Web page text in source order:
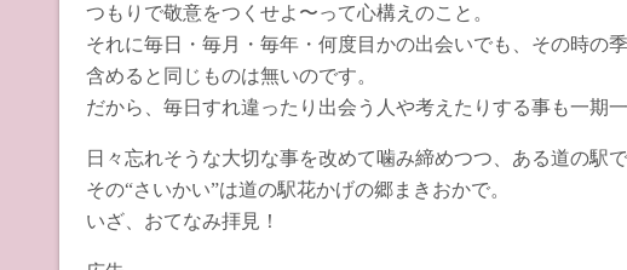
つもりで敬意をつくせよ〜って心構えのこと。
それに毎日・毎月・毎年・何度目かの出会いでも、その時の
含めると同じものは無いのです。
だから、毎日すれ違ったり出会う人や考えたりする事も一期
日々忘れそうな大切な事を改めて噛み締めつつ、ある道の駅
その“さいかい”は道の駅花かげの郷まきおかで。
いざ、おてなみ拝見！